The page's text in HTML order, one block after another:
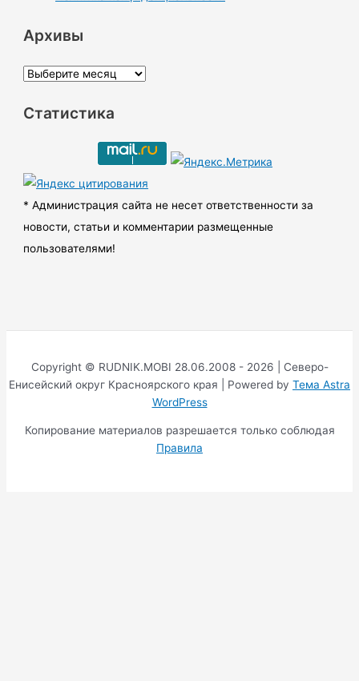
Архивы
А
х
ы
Статистика
* Администрация сайта не несет ответственности за
новости, статьи и комментарии размещенные
пользователями!
Copyright © RUDNIK.MOBI 28.06.2008 - 2026 | Северо-
Енисейский округ Красноярского края | Powered by Тема Astra
WordPress
Копирование материалов разрешается только соблюдая
Правила